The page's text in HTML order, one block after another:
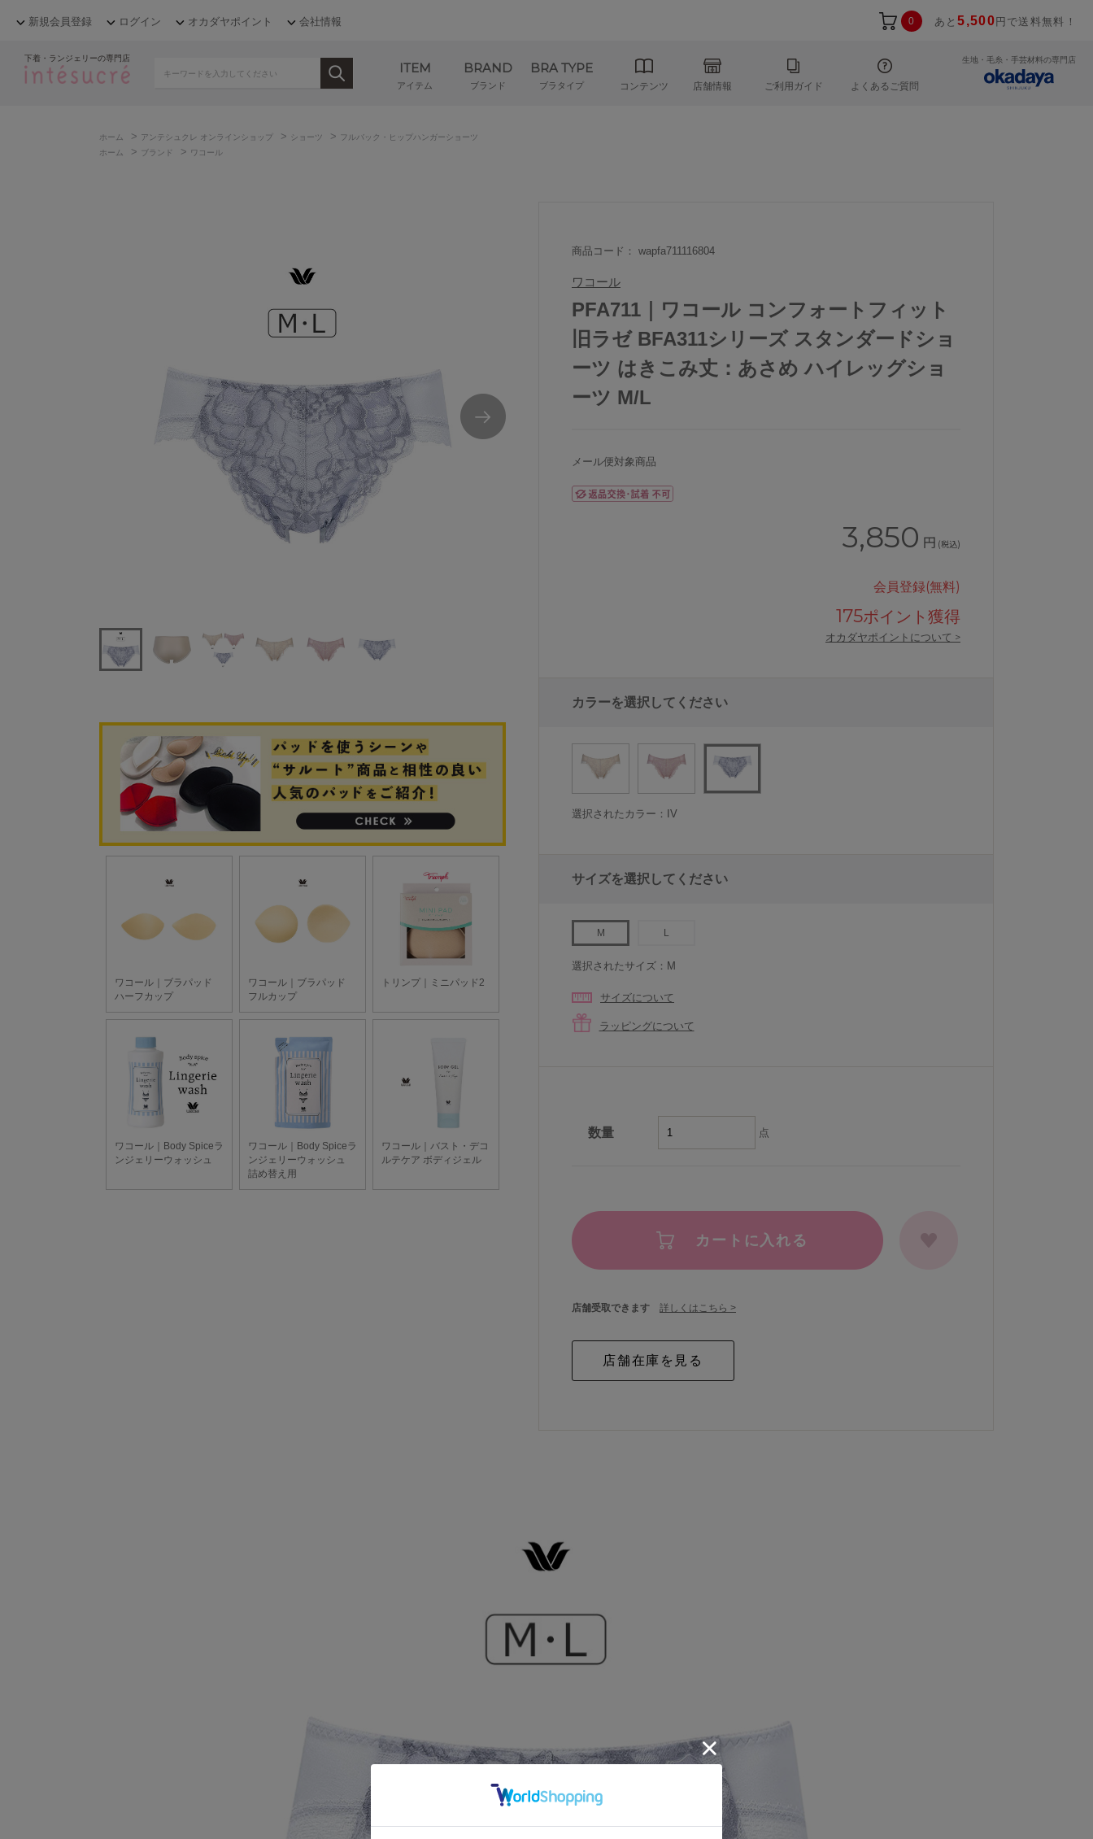
新規会員登録 ログイン オカダヤポイント 会社情報 0 あと5,500 円で送料無料！
下着・ランジェリーの専門店
ITEM
アイテム
BRAND
ブランド
BRA TYPE
ブラタイプ コンテンツ 店舗情報 ご利用ガイド よくあるご質問
生地・毛糸・手芸材料の専門店
ホーム > アンテシュクレ オンラインショップ > ショーツ > フルバック・ヒップハンガーショーツ
ホーム
> ブランド > ワコール
商品コード： wapfa711116804
ワコール
PFA711｜ワコール コンフォートフィット
旧ラゼ BFA311シリーズ スタンダードショ
ーツ はきこみ丈：あさめ ハイレッグショ
ーツ M/L
メール便対象商品
3,850 円 (税込)
会員登録(無料)
175ポイント獲得
オカダヤポイントについて >
カラーを選択してください
選択されたカラー：IV
サイズを選択してください
M L
選択されたサイズ：M
サイズについて
ラッピングについて
数量 点
カートに入れる
店舗受取できます 詳しくはこちら >